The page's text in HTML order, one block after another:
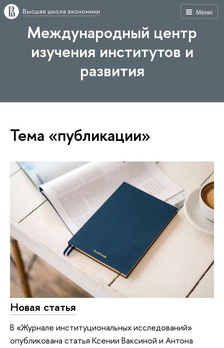
Меню
Высшая школа экономики
Международный центр
изучения институтов и
развития
Тема «публикации»
Новая статья
В «Журнале институциональных исследований»
опубликована статья Ксении Ваксиной и Антона